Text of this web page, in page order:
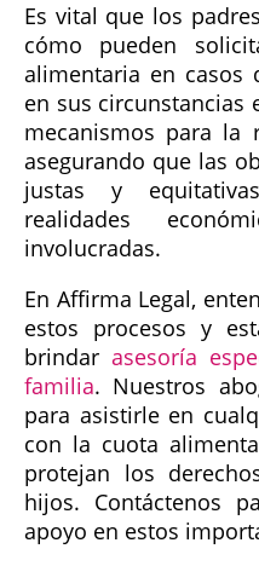
Es vital que los
cómo pueden
alimentaria en casos
en sus circunstancias
mecanismos para la
asegurando que las
justas y
realidades
involucradas.
En Affirma Legal,
estos procesos y
brindarasesoría
familia. Nuestros
para asistirle en
con la cuota
protejan los
hijos. Contáctenos
apoyo en estos